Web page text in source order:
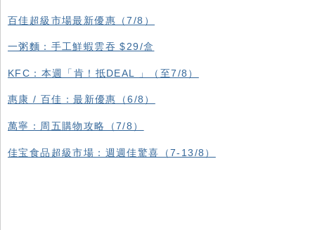
百佳超級市場最新優惠（7/8）
一粥麵：手工鮮蝦雲吞 $29/盒
KFC ：本週「肯！抵DEAL 」（至7/8）
惠康 / 百佳：最新優惠（6/8）
萬寧：周五購物攻略（7/8）
佳宝食品超級市場：週週佳驚喜（7-13/8）